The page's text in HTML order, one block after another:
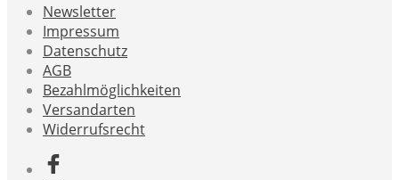
Newsletter
Impressum
Datenschutz
AGB
Bezahlmöglichkeiten
Versandarten
Widerrufsrecht